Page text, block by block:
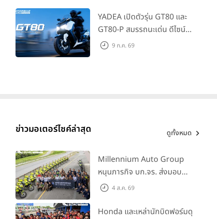
YADEA เปิดตัวรุ่น GT80 และ
GT80-P สมรรถนะเด่น ดีไซน์หรู
ปลอดภัย ราคาเข้าถึงง่าย จด
9 ก.ค. 69
ข่าวมอเตอร์ไซค์ล่าสุด ดูทั้งหมด
Millennium Auto Group
หนุนภารกิจ บก.จร. ส่งมอบ
BMW R 1300 GS และ F 900
พร้อม ยกระดับทักษะการขับขี่
4 ส.ค. 69
Honda และเหล่านักบิดฟอร์มดุ